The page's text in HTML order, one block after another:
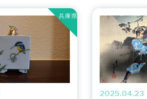
兵庫県
2025.04.23